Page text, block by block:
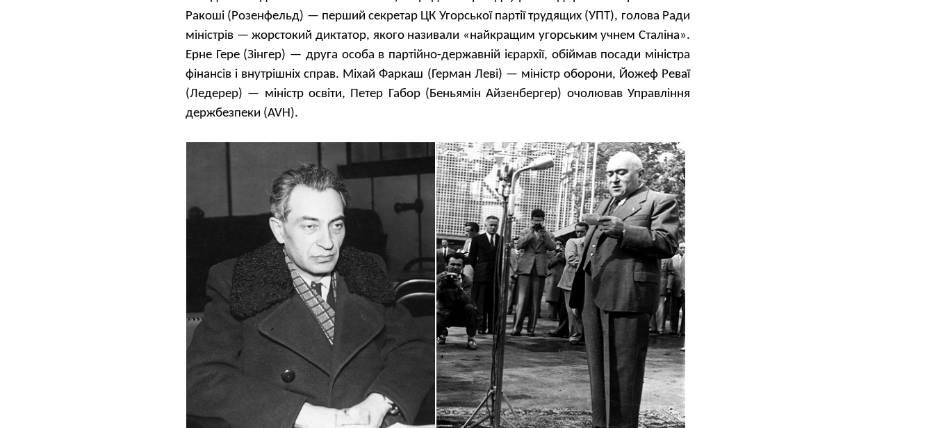
Ракоші (Розенфельд) — перший секретар ЦК Угорської партії трудящих (УПТ), голова Ради
міністрів — жорстокий диктатор, якого називали «найкращим угорським учнем Сталіна».
Ерне Гере (Зінгер) — друга особа в партійно-державній ієрархії, обіймав посади міністра
фінансів і внутрішніх справ. Міхай Фаркаш (Герман Леві) — міністр оборони, Йожеф Реваї
(Ледерер) — міністр освіти, Петер Габор (Беньямін Айзенбергер) очолював Управління
держбезпеки (AVH).